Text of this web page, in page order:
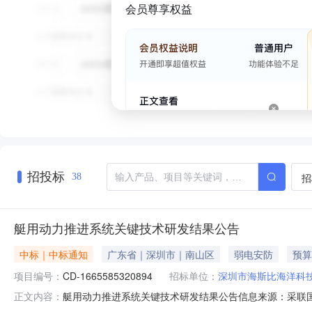
会员尊享权益
招投标 38
艇用动力推进系统关键技术研发结果公告
中标｜中标通知 广东省｜深圳市｜南山区 弱电安防
预
项目编号： CD-1665585320894 招标单位： 深圳市海斯比海洋科
正文内容： 艇用动力推进系统关键技术研发结果公告信息来源：采